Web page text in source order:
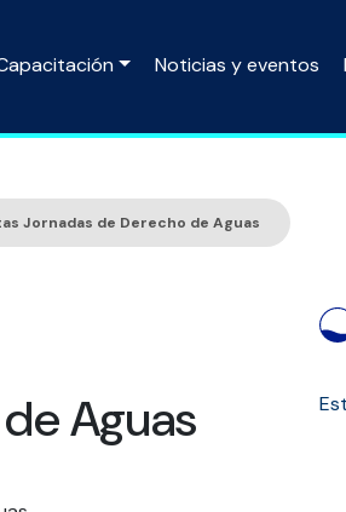
Noticias y eventos
Jornadas de Derecho de Aguas
Aguas